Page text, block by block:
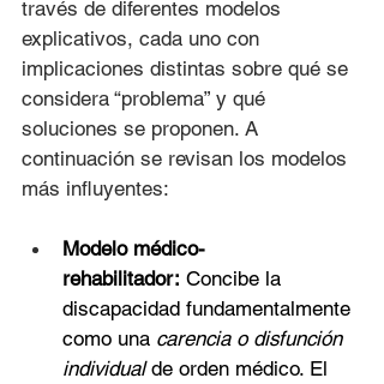
través de diferentes modelos
explicativos, cada uno con
implicaciones distintas sobre qué se
considera “problema” y qué
soluciones se proponen. A
continuación se revisan los modelos
más influyentes:
Modelo médico-
rehabilitador: Concibe la
discapacidad fundamentalmente
como una carencia o disfunción
individual de orden médico. El